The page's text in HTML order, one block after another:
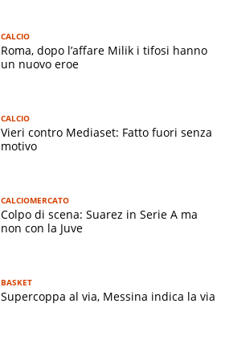
CALCIO
Roma, dopo l’affare Milik i tifosi hanno
un nuovo eroe
CALCIO
Vieri contro Mediaset: Fatto fuori senza
motivo
CALCIOMERCATO
Colpo di scena: Suarez in Serie A ma
non con la Juve
BASKET
Supercoppa al via, Messina indica la via